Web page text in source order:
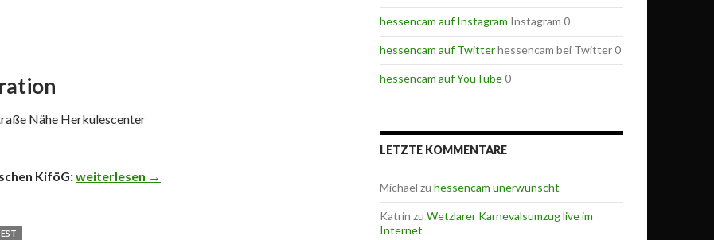
Nähe Herkulescenter
KiföG:Protest gegen das neue Kinderförderungsgesetz (KiFöG)
weiterlesen →
hessencam auf Instagram Instagram 0
hessencam auf Twitterhessencam bei Twitter 0
hessencam auf YouTube0
LETZTE KOMMENTARE
Michael zu hessencam unerwünscht
Katrin zu Wetzlarer Karnevalsumzug live im
Internet